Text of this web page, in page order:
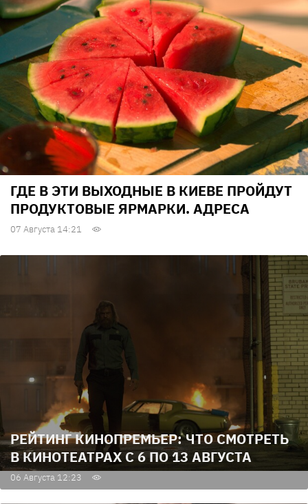
ГДЕ В ЭТИ ВЫХОДНЫЕ В КИЕВЕ ПРОЙДУТ
ПРОДУКТОВЫЕ ЯРМАРКИ. АДРЕСА
07 Августа 14:21
РЕЙТИНГ КИНОПРЕМЬЕР: ЧТО СМОТРЕТЬ
В КИНОТЕАТРАХ С 6 ПО 13 АВГУСТА
06 Августа 12:23